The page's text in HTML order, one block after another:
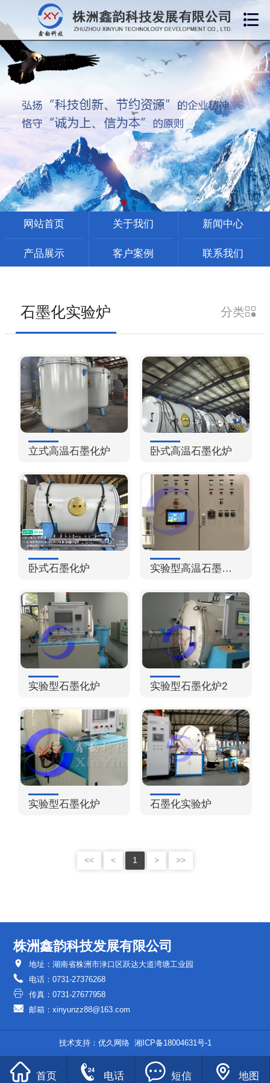
网站首页
新闻中心
产品展示
客户案例
联系我们

网站首页 关于我们 新闻中心
产品展示 客户案例 联系我们

分类
石墨化实验炉
立式高温石墨化炉 卧式高温石墨化炉
卧式石墨化炉 实验型高温石墨化炉
实验型石墨化炉 实验型石墨化炉2
实验型石墨化炉 石墨化实验炉
<< < 1 > >>
株洲鑫韵科技发展有限公司
 地址：湖南省株洲市渌口区跃达大道湾塘工业园
 电话：0731-27376268
 传真：0731-27677958
 邮箱：xinyunzz88@163.com
技术支持： 优久网络 湘ICP备18004631号-1
 首页  电话  短信  地图